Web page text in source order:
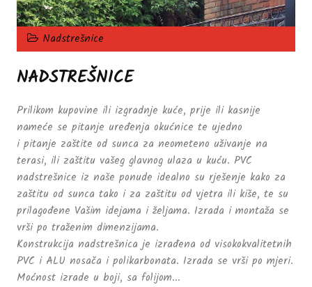
Nadstrešnice
NADSTREŠNICE
Prilikom kupovine ili izgradnje kuće, prije ili kasnije
nameće se pitanje uređenja okućnice te ujedno
i pitanje zaštite od sunca za neometeno uživanje na
terasi, ili zaštitu vašeg glavnog ulaza u kuću. PVC
nadstrešnice iz naše ponude idealno su rješenje kako za
zaštitu od sunca tako i za zaštitu od vjetra ili kiše, te su
prilagođene Vašim idejama i željama. Izrada i montaža se
vrši po traženim dimenzijama.
Konstrukcija nadstrešnica je izrađena od visokokvalitetnih
PVC i ALU nosača i polikarbonata. Izrada se vrši po mjeri.
Moćnost izrade u boji, sa folijom...